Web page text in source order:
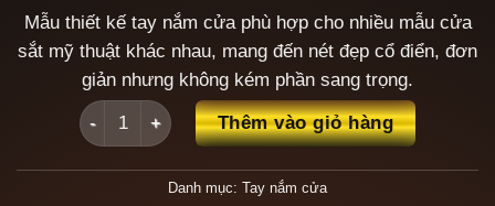
Mẫu thiết kế tay nắm cửa phù hợp cho nhiều mẫu cửa
sắt mỹ thuật khác nhau, mang đến nét đẹp cổ điển, đơn
giản nhưng không kém phần sang trọng.
Tay nắm cửa TN1001 số lượng
Thêm vào giỏ hàng
Danh mục: Tay nắm cửa